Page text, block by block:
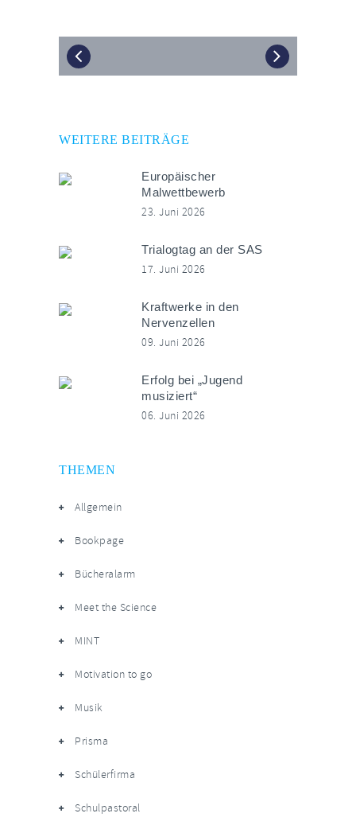
WEITERE BEITRÄGE
Europäischer
Malwettbewerb
23. Juni 2026
Trialogtag an der SAS
17. Juni 2026
Kraftwerke in den
Nervenzellen
09. Juni 2026
Erfolg bei „Jugend
musiziert“
06. Juni 2026
THEMEN
Allgemein
Bookpage
Bücheralarm
Meet the Science
MINT
Motivation to go
Musik
Prisma
Schülerfirma
Schulpastoral